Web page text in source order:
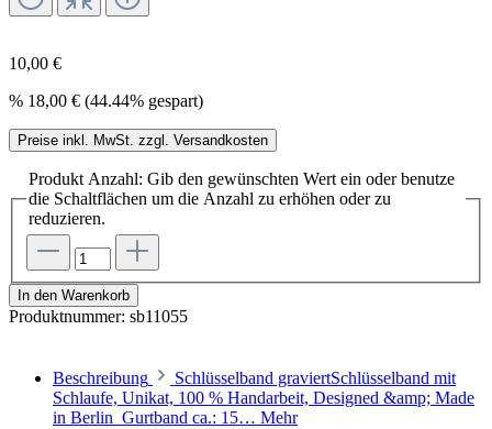
10,00 €
% 18,00 € (44.44% gespart)
Preise inkl. MwSt. zzgl. Versandkosten
Produkt Anzahl: Gib den gewünschten Wert ein oder benutze
die Schaltflächen um die Anzahl zu erhöhen oder zu
reduzieren.
In den Warenkorb
Produktnummer: sb11055
Beschreibung
Schlüsselband graviertSchlüsselband mit
Schlaufe, Unikat, 100 % Handarbeit, Designed &amp; Made
in Berlin Gurtband ca.: 15… Mehr